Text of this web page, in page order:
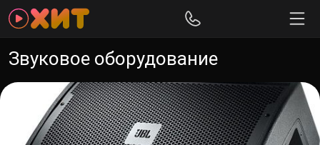
Звуковое оборудование